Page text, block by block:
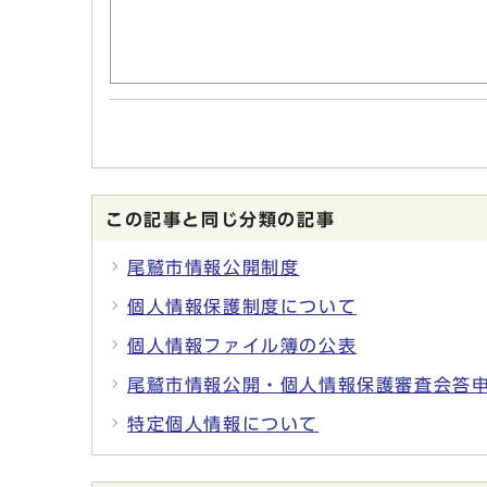
この記事と同じ分類の記事
尾鷲市情報公開制度
個人情報保護制度について
個人情報ファイル簿の公表
尾鷲市情報公開・個人情報保護審査会答
特定個人情報について